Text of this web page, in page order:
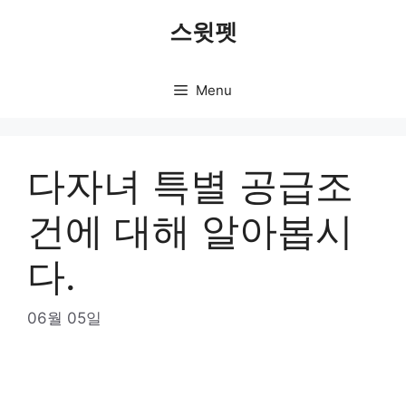
스윗펫
Menu
다자녀 특별 공급조
건에 대해 알아봅시
다.
06월 05일